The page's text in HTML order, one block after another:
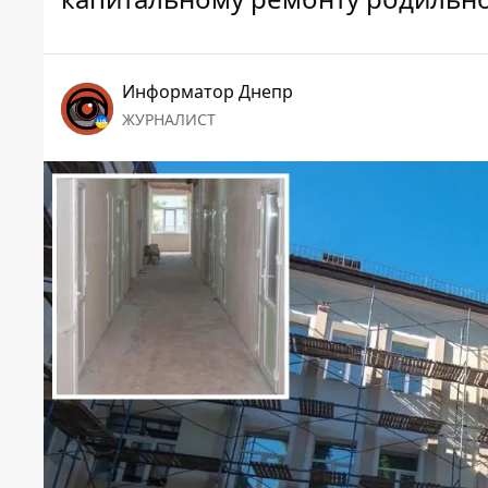
Информатор Днепр
ЖУРНАЛИСТ